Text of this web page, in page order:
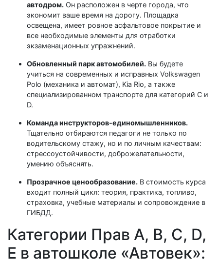
автодром. Он расположен в черте города, что
экономит ваше время на дорогу. Площадка
освещена, имеет ровное асфальтовое покрытие и
все необходимые элементы для отработки
экзаменационных упражнений.
Обновленный парк автомобилей. Вы будете
учиться на современных и исправных Volkswagen
Polo (механика и автомат), Kia Rio, а также
специализированном транспорте для категорий C и
D.
Команда инструкторов-единомышленников.
Тщательно отбираются педагоги не только по
водительскому стажу, но и по личным качествам:
стрессоустойчивости, доброжелательности,
умению объяснять.
Прозрачное ценообразование. В стоимость курса
входит полный цикл: теория, практика, топливо,
страховка, учебные материалы и сопровождение в
ГИБДД.
Категории Прав A, B, C, D,
E в автошколе «Автовек»: